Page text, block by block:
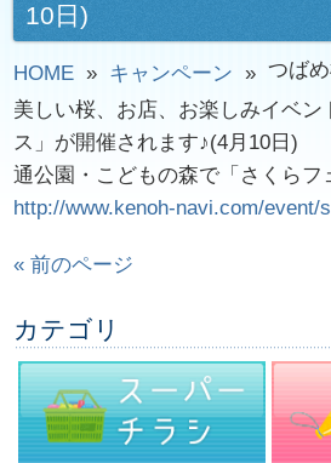
10日)
HOME » キャンペーン »
美しい桜、お店、お楽しみイベン
ス」が開催されます♪(4月10日)
つば
通公園・こどもの森で「さくらフ
http://www.kenoh-navi.com/event/
« 前のページ
カテゴリ